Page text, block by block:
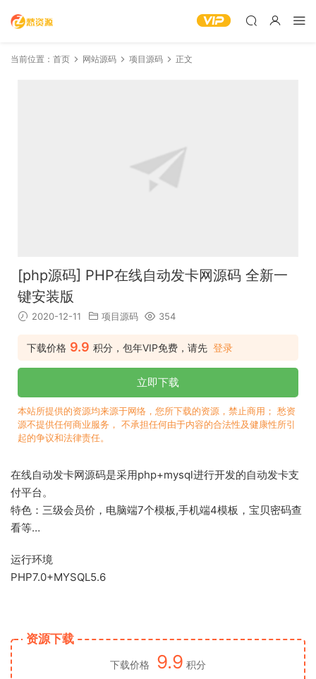
当前位置： 首页 网站源码 项目源码 正文
[php源码] PHP在线自动发卡网源码 全新一
键安装版
2020-12-11 项目源码 354
下载价格 9.9 积分，包年VIP免费，请先 登录
立即下载
本站所提供的资源均来源于网络，您所下载的资源，禁止商用； 愁资
源不提供任何商业服务， 不承担任何由于内容的合法性及健康性所引
起的争议和法律责任。
在线自动发卡网源码是采用php+mysql进行开发的自动发卡支
付平台。
特色：三级会员价，电脑端7个模板,手机端4模板，宝贝密码查
看等…
运行环境
PHP7.0+MYSQL5.6
资源下载
下载价格 9.9 积分